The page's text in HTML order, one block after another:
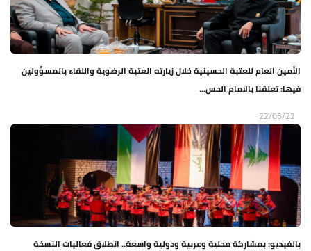
الأمين العام للعتبة الحسينية خلال زيارته العتبة الرضوية واللقاء بالمسؤولين
فيها: تعلقنا بالامام الحس...
22/06/22
بالفيديو: بمشاركة محلية وعربية ودولية واسعة.. انطلاق فعاليات النسخة